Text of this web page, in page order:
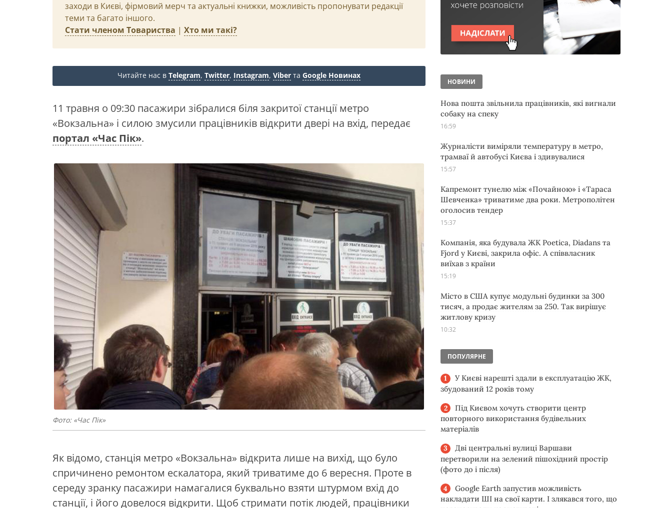
заходи в Києві, фірмовий мерч та актуальні книжки, можливість пропонувати редакції
теми та багато іншого.
Стати членом Товариства | Хто ми такі?
Читайте нас в Telegram, Twitter, Instagram, Viber та Google Новинах
11 травня о 09:30 пасажири зібралися біля закритої станції метро
«Вокзальна» і силою змусили працівників відкрити двері на вхід, передає
портал «Час Пік».
Фото: «Час Пік»
Як відомо, станція метро «Вокзальна» відкрита лише на вихід, що було
спричинено ремонтом ескалатора, який триватиме до 6 вересня. Проте в
середу зранку пасажири намагалися буквально взяти штурмом вхід до
станції, і його довелося відкрити. Щоб стримати потік людей, працівники
НОВИНИ
Нова пошта звільнила працівників, які вигнали
собаку на спеку
16:59
Журналісти виміряли температуру в метро,
трамваї й автобусі Києва і здивувалися
15:57
Капремонт тунелю між «Почайною» і «Тараса
Шевченка» триватиме два роки. Метрополітен
оголосив тендер
15:37
Компанія, яка будувала ЖК Poetica, Diadans та
Fjord у Києві, закрила офіс. А співвласник
виїхав з країни
15:19
Місто в США купує модульні будинки за 300
тисяч, а продає жителям за 250. Так вирішує
житлову кризу
10:32
ПОПУЛЯРНЕ
У Києві нарешті здали в експлуатацію ЖК,
збудований 12 років тому
Під Києвом хочуть створити центр
повторного використання будівельних
матеріалів
Дві центральні вулиці Варшави
перетворили на зелений пішохідний простір
(фото до і після)
Google Earth запустив можливість
накладати ШІ на свої карти. І злякався того, що